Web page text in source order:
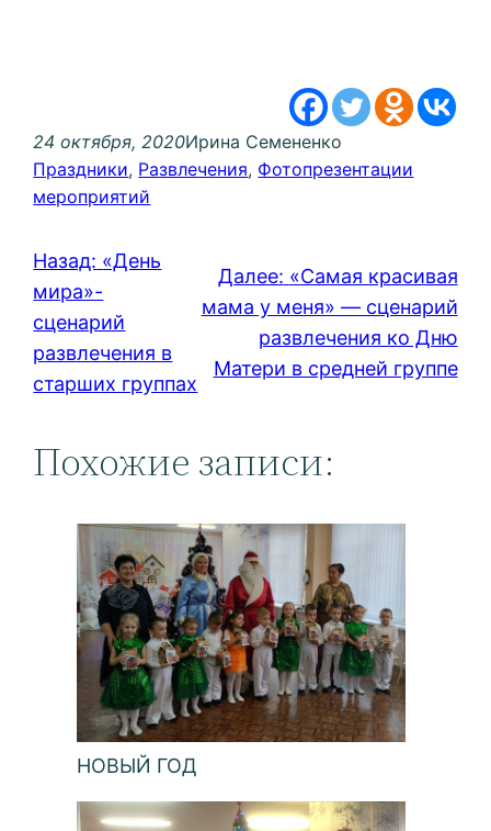
24 октября, 2020Ирина Семененко
Праздники, Развлечения, Фотопрезентации
мероприятий
Назад: «День
мира»-
сценарий
развлечения в
старших группах
Далее: «Самая красивая
мама у меня» — сценарий
развлечения ко Дню
Матери в средней группе
Похожие записи:
НОВЫЙ ГОД